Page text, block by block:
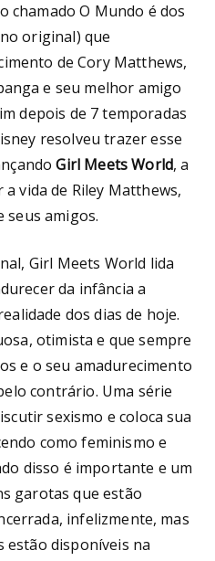
chamado O Mundo é dos
original) que
de Cory Matthews,
e seu melhor amigo
depois de 7 temporadas
resolveu trazer esse
Girl Meets World, a
vida de Riley Matthews,
seus amigos.
Girl Meets World lida
da infância a
dos dias de hoje.
otimista e que sempre
e o seu amadurecimento
contrário. Uma série
sexismo e coloca sua
como feminismo e
disso é importante e um
garotas que estão
infelizmente, mas
estão disponíveis na